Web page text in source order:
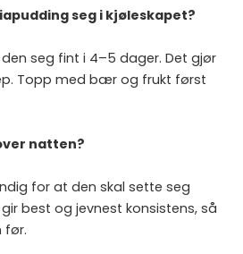
seg i kjøleskapet?
seg fint i 4–5 dager. Det gjør
Topp med bær og frukt først
natten?
for at den skal sette seg
best og jevnest konsistens, så
før.